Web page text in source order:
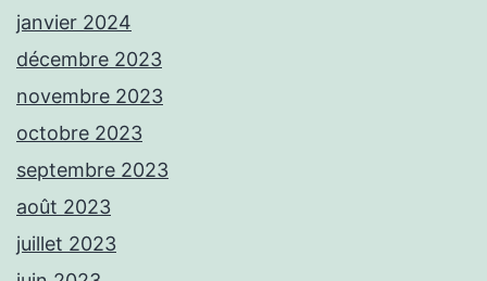
janvier 2024
décembre 2023
novembre 2023
octobre 2023
septembre 2023
août 2023
juillet 2023